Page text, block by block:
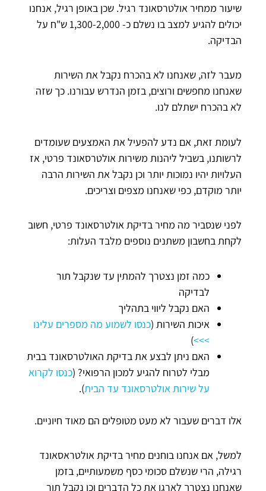
שיעור ממחיר אולטרסאונד רגיל. שכן באופן רגיל, אנחנו
יכולים להגיע למצב בו נשלם כ- 1,300-2,000 ש"ח על
הבדיקה.
מעבר לזה, שאנחנו לא בהכרח נקבל את השירות
שאנחנו מחפשים ורוצים, בזמן הנדרש עבורנו. כך שזה
לא בהכרח ישתלם לנו.
לעומת זאת, אם נדע להפעיל את האמצעים שעומדים
לרשותנו, בשביל ליהנות משירות אולטרסאונד פרטי, אז
העלויות יהיו נמוכות יותר וכן נקבל את השירות הרבה
יותר מוקדם, כפי שאנחנו מצפים וצריכים.
לפני שנסביר מה מחיר בדיקת אולטרסאונד פרטי, חשוב
לקחת בחשבון משתנים נוספים מלבד העלות:
כמה זמן נצטרך להמתין עד שנקבל תור
לבדיקה
האם נקבל ליווי בתהליך
איכות השירות (כנסו לשמוע מה מספרים עלינו
>>>
)
האם ניתן לבצע את בדיקת האולטרסאונד בבית
מבלי לטרוח להגיע למכון הרפואי? (כנסו לקרוא
על שירות אולטרסאונד עד הבית).
אלו דברים שעבור לא מעט מטופלים הם מאוד חיוניים.
למשל, אם אנחנו בוחנים מחיר בדיקת אולטראסאונד
רגילה, הרי שנשלם סכומי כסף משמעותיים, בזמן
שאנחנו נצטרך לארגן את כל הדברים וכן נקבל תור